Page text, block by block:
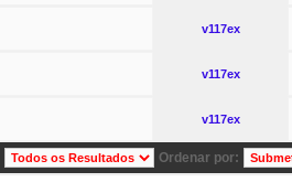
v117ex
v117ex
v117ex
Ordenar por: